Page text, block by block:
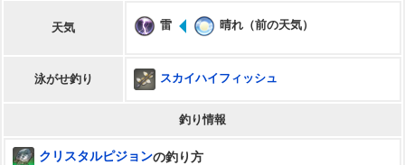
天気 雷 晴れ（前の天気）
泳がせ釣り スカイハイフィッシュ
釣り情報
クリスタルピジョンの釣り方